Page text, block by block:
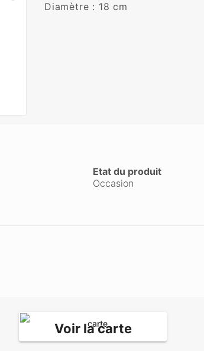
Diamètre : 18 cm
Etat du produit
Occasion
Voir la carte